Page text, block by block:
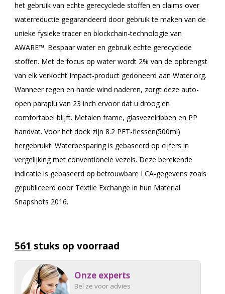
het gebruik van echte gerecyclede stoffen en claims over
waterreductie gegarandeerd door gebruik te maken van de
unieke fysieke tracer en blockchain-technologie van
AWARE™. Bespaar water en gebruik echte gerecyclede
stoffen. Met de focus op water wordt 2% van de opbrengst
van elk verkocht Impact-product gedoneerd aan Water.org.
Wanneer regen en harde wind naderen, zorgt deze auto-
open paraplu van 23 inch ervoor dat u droog en
comfortabel blijft. Metalen frame, glasvezelribben en PP
handvat. Voor het doek zijn 8.2 PET-flessen(500ml)
hergebruikt. Waterbesparing is gebaseerd op cijfers in
vergelijking met conventionele vezels. Deze berekende
indicatie is gebaseerd op betrouwbare LCA-gegevens zoals
gepubliceerd door Textile Exchange in hun Material
Snapshots 2016.
561 stuks op voorraad
Onze experts
Bel ze voor advies